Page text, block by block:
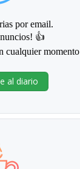
por email.
👍
cualquier momento
al diario